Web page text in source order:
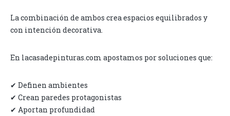
La combinación de ambos crea espacios equilibrados y
con intención decorativa.
En lacasadepinturas.com apostamos por soluciones que:
✔ Definen ambientes
✔ Crean paredes protagonistas
✔ Aportan profundidad